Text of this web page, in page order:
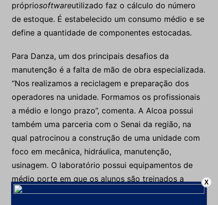
própriosoftwareutilizado faz o cálculo do número
de estoque. É estabelecido um consumo médio e se
define a quantidade de componentes estocadas.
Para Danza, um dos principais desafios da
manutenção é a falta de mão de obra especializada.
“Nos realizamos a reciclagem e preparação dos
operadores na unidade. Formamos os profissionais
a médio e longo prazo”, comenta. A Alcoa possui
também uma parceria com o Senai da região, na
qual patrocinou a construção de uma unidade com
foco em mecânica, hidráulica, manutenção,
usinagem. O laboratório possui equipamentos de
médio porte em que os alunos são treinados a
efetuar as manutenções especificas.
X